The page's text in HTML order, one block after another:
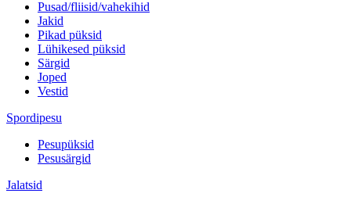
Pusad/fliisid/vahekihid
Jakid
Pikad püksid
Lühikesed püksid
Särgid
Joped
Vestid
Spordipesu
Pesupüksid
Pesusärgid
Jalatsid